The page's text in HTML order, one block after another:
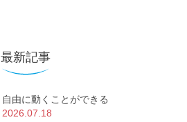
最新記事
自由に動くことができる
2026.07.18